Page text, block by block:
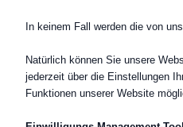
In keinem Fall werden die von
Natürlich können Sie unsere
jederzeit über die Einstellungen
Funktionen unserer Website